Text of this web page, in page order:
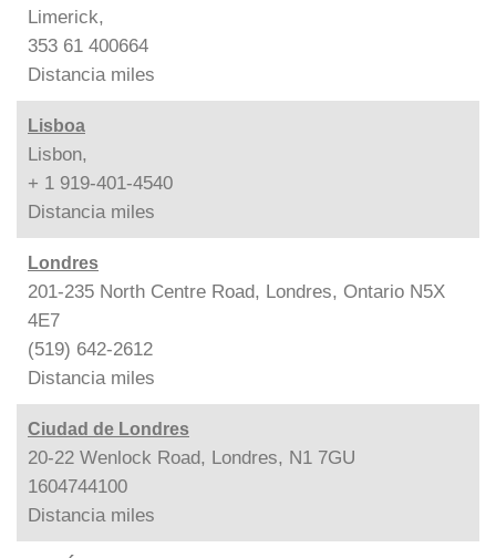
Limerick,
353 61 400664
Distancia miles
Lisboa
Lisbon,
+ 1 919-401-4540
Distancia miles
Londres
201-235 North Centre Road, Londres, Ontario N5X
4E7
(519) 642-2612
Distancia miles
Ciudad de Londres
20-22 Wenlock Road, Londres, N1 7GU
1604744100
Distancia miles